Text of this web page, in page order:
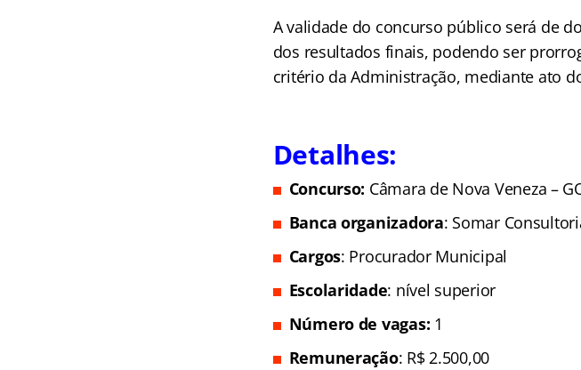
A validade do concurso público será de
dos resultados finais, podendo ser
critério da Administração, mediante ato
Detalhes:
Concurso: Câmara de Nova Veneza –
Banca organizadora: Somar
Cargos: Procurador Municipal
Escolaridade: nível superior
Número de vagas: 1
Remuneração: R$ 2.500,00